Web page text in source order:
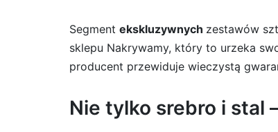
Segment ekskluzywnych zestawów
sklepu Nakrywamy, który to urzeka
producent przewiduje wieczystą
Nie tylko srebro i stal